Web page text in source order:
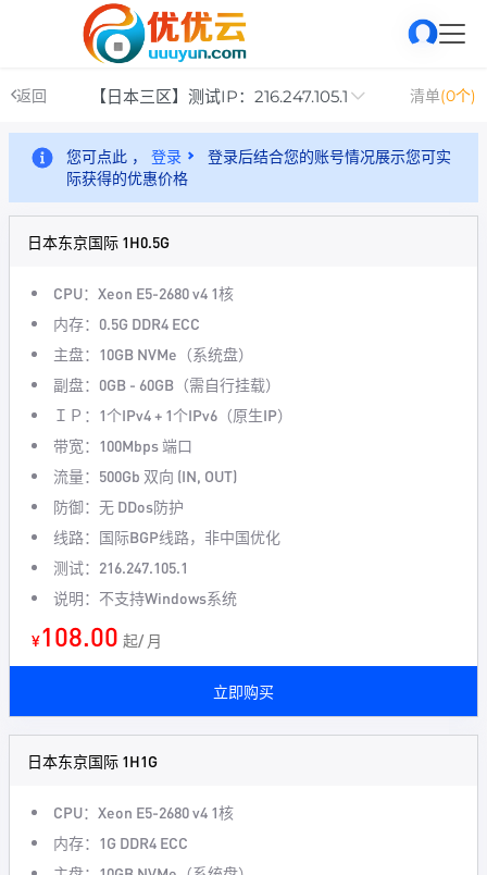
返回 【日本三区】测试IP：216.247.105.1 清单(0个)
您可点此 ， 登录
登录后结合您的账号情况展示您可实
际获得的优惠价格
日本东京国际 1H0.5G
CPU：Xeon E5-2680 v4 1核
内存：0.5G DDR4 ECC
主盘：10GB NVMe（系统盘）
副盘：0GB - 60GB（需自行挂载）
ＩＰ：1个IPv4 + 1个IPv6（原生IP）
带宽：100Mbps 端口
流量：500Gb 双向 (IN, OUT)
防御：无 DDos防护
线路：国际BGP线路，非中国优化
测试：216.247.105.1
说明：不支持Windows系统
¥108.00 起/ 月
立即购买
日本东京国际 1H1G
CPU：Xeon E5-2680 v4 1核
内存：1G DDR4 ECC